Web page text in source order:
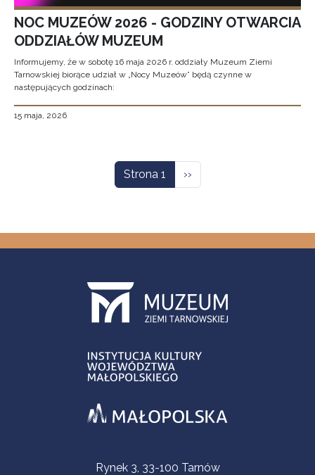
NOC MUZEÓW 2026 - GODZINY OTWARCIA
ODDZIAŁÓW MUZEUM
Informujemy, że w sobotę 16 maja 2026 r. oddziały Muzeum Ziemi
Tarnowskiej biorące udział w „Nocy Muzeów” będą czynne w
następujących godzinach:
15 maja, 2026
Strona 1 Następna strona
››
Informacje kontaktoweRynek 3, 33-100 Tarnów